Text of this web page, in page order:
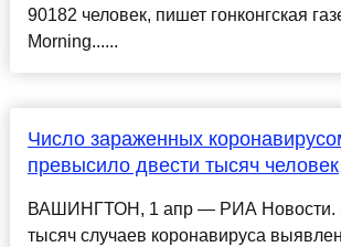
90182 человек, пишет гонконгская
Morning......
Число зараженных
превысило двести тысяч человек
ВАШИНГТОН, 1 апр — РИА Новости.
тысяч случаев коронавируса